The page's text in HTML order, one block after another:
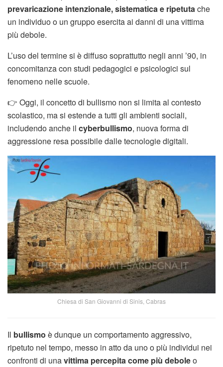
prevaricazione intenzionale, sistematica e ripetuta che
un individuo o un gruppo esercita ai danni di una vittima
più debole.
L’uso del termine si è diffuso soprattutto negli anni ’90, in
concomitanza con studi pedagogici e psicologici sul
fenomeno nelle scuole.
👉 Oggi, il concetto di bullismo non si limita al contesto
scolastico, ma si estende a tutti gli ambienti sociali,
includendo anche il cyberbullismo, nuova forma di
aggressione resa possibile dalle tecnologie digitali.
Chiesa di San Giovanni di Sinis, Cabras
Il bullismo è dunque un comportamento aggressivo,
ripetuto nel tempo, messo in atto da uno o più individui nei
confronti di unavittima percepita come più deboleo